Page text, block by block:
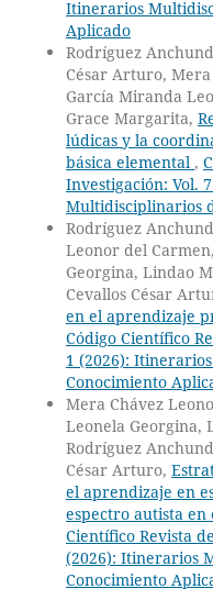
Itinerarios
Aplicado
Rodríguez
César Arturo,
García Miranda
Grace Margarita,
lúdicas y la
básica elemental ,
Investigación: Vol.
Multidisciplinarios
Rodríguez
Leonor del
Georgina, Lindao
Cevallos César
en el aprendizaje
Código Científico
1 (2026):
Conocimiento
Mera Chávez
Leonela Georgina,
Rodríguez
César Arturo,
el aprendizaje en
espectro autista en
Científico Revista
(2026): Itinerarios
Conocimiento